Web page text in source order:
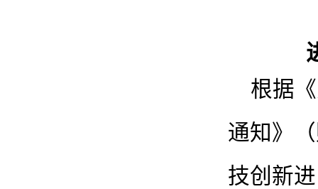
根据
通知》
技创新